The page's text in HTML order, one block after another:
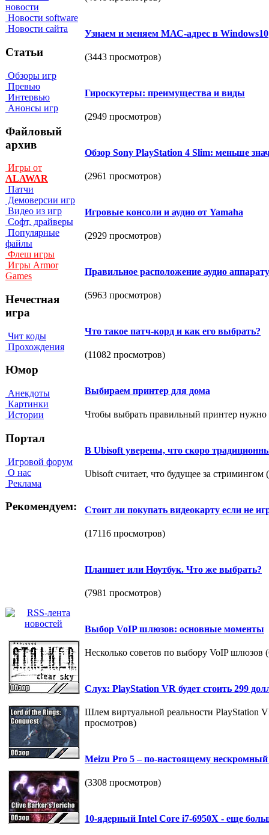
новости
Новости software
Новости сайта
Статьи
Обзоры игр
Превью
Интервью
Анонсы игр
Файловый
архив
Игры от
ALAWAR
Патчи
Демоверсии игр
Видео из игр
Софт, драйверы
Популярные
файлы
Флеш игры
Игры Armor
Games
Нечестная
игра
Чит коды
Прохождения
Юмор
Анекдоты
Картинки
Истории
Портал
Игровой форум
О нас
Реклама
Рекомендуем:
Узнаем и меняем МАС-адрес в Windоws10
(3443 просмотров)
Гироскутеры: преимущества и виды
(2949 просмотров)
Обзор Sony PlayStation 4 Slim: меньше
(2961 просмотров)
Игровые консоли и аудио от Yamaha
(2929 просмотров)
Правильное расположение аудио
(5963 просмотров)
Что такое патч-корд и как его выбрать?
(11082 просмотров)
Выбираем принтер для дома
Чтобы выбрать правильный принтер нужно
В Ubisoft уверены, что скоро
Ubisoft считает, что будущее за стримингом
Стоит ли покупать видеокарту если не
(17116 просмотров)
Планшет или Ноутбук. Что же выбрать?
(7981 просмотров)
Выбор VoIP шлюзов: основные моменты
Несколько советов по выбору VoIP шлюзов
Слух: PlayStation VR будет стоить 299
Шлем виртуальной реальности PlayStation
просмотров)
Meizu Pro 5 – по-настоящему нескромный
(3308 просмотров)
10-ядерный Intel Core i7-6950X - еще